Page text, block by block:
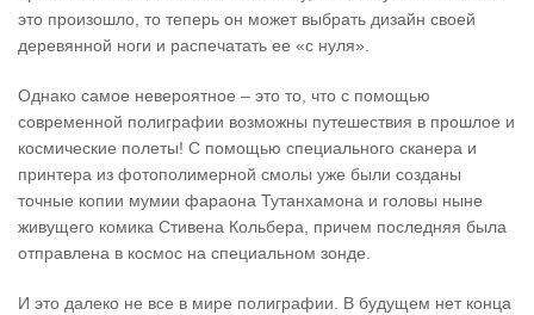
это произошло, то теперь он может выбрать дизайн своей
деревянной ноги и распечатать ее «с нуля».
Однако самое невероятное – это то, что с помощью
современной полиграфии возможны путешествия в прошлое и
космические полеты! С помощью специального сканера и
принтера из фотополимерной смолы уже были созданы
точные копии мумии фараона Тутанхамона и головы ныне
живущего комика Стивена Кольбера, причем последняя была
отправлена в космос на специальном зонде.
И это далеко не все в мире полиграфии. В будущем нет конца